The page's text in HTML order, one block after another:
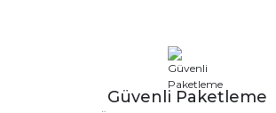
Güvenli Paketleme